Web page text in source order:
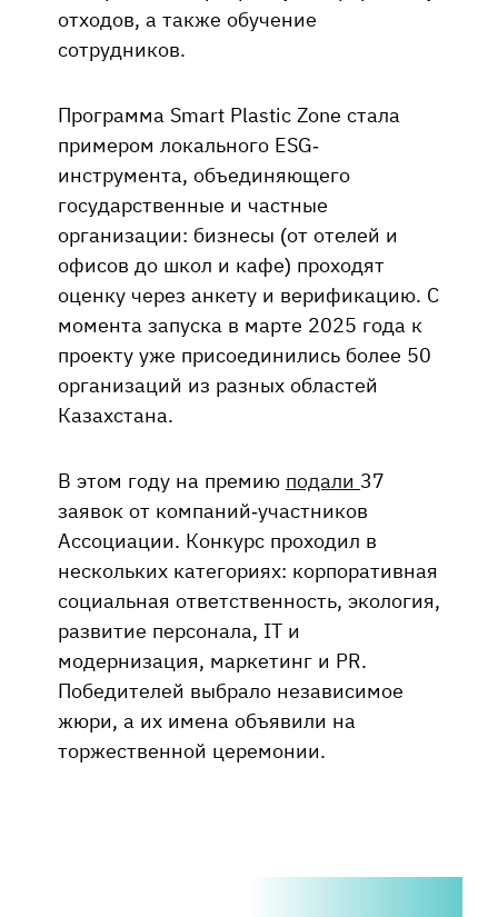
отходов, а также обучение
сотрудников.
Программа Smart Plastic Zone стала
примером локального ESG-
инструмента, объединяющего
государственные и частные
организации: бизнесы (от отелей и
офисов до школ и кафе) проходят
оценку через анкету и верификацию. С
момента запуска в марте 2025 года к
проекту уже присоединились более 50
организаций из разных областей
Казахстана.
В этом году на премию подали 37
заявок от компаний-участников
Ассоциации. Конкурс проходил в
нескольких категориях: корпоративная
социальная ответственность, экология,
развитие персонала, IT и
модернизация, маркетинг и PR.
Победителей выбрало независимое
жюри, а их имена объявили на
торжественной церемонии.